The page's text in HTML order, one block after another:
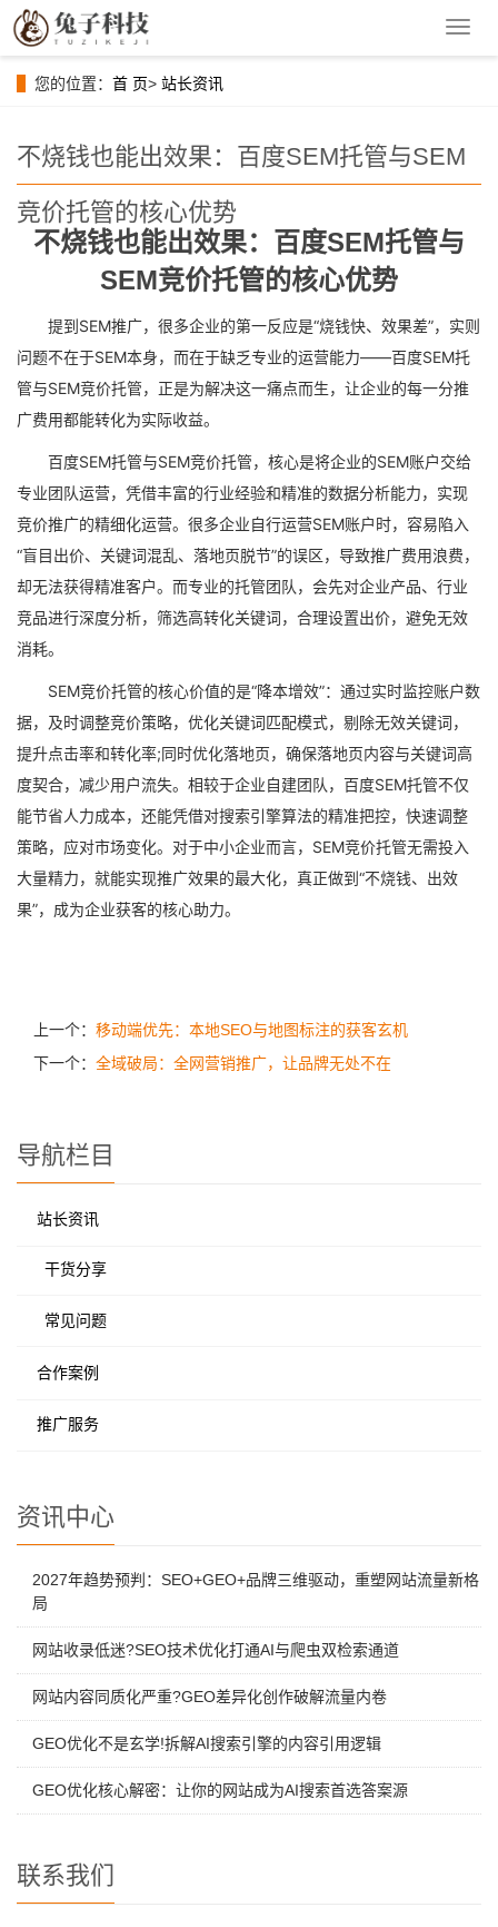
导
您的位置： 首 页> 站长资讯
不烧钱也能出效果：百度SEM托管与SEM
竞价托管的核心优势
不烧钱也能出效果：百度SEM托管与
SEM竞价托管的核心优势
提到SEM推广，很多企业的第一反应是“烧钱快、效果差”，实则
问题不在于SEM本身，而在于缺乏专业的运营能力——百度SEM托
管与SEM竞价托管，正是为解决这一痛点而生，让企业的每一分推
广费用都能转化为实际收益。
百度SEM托管与SEM竞价托管，核心是将企业的SEM账户交给
专业团队运营，凭借丰富的行业经验和精准的数据分析能力，实现
竞价推广的精细化运营。很多企业自行运营SEM账户时，容易陷入
“盲目出价、关键词混乱、落地页脱节”的误区，导致推广费用浪费，
却无法获得精准客户。而专业的托管团队，会先对企业产品、行业
竞品进行深度分析，筛选高转化关键词，合理设置出价，避免无效
消耗。
SEM竞价托管的核心价值的是“降本增效”：通过实时监控账户数
据，及时调整竞价策略，优化关键词匹配模式，剔除无效关键词，
提升点击率和转化率;同时优化落地页，确保落地页内容与关键词高
度契合，减少用户流失。相较于企业自建团队，百度SEM托管不仅
能节省人力成本，还能凭借对搜索引擎算法的精准把控，快速调整
策略，应对市场变化。对于中小企业而言，SEM竞价托管无需投入
大量精力，就能实现推广效果的最大化，真正做到“不烧钱、出效
果”，成为企业获客的核心助力。
上一个： 移动端优先：本地SEO与地图标注的获客玄机
下一个： 全域破局：全网营销推广，让品牌无处不在
导航栏目
站长资讯
干货分享
常见问题
合作案例
推广服务
资讯中心
2027年趋势预判：SEO+GEO+品牌三维驱动，重塑网站流量新格
局
网站收录低迷?SEO技术优化打通AI与爬虫双检索通道
网站内容同质化严重?GEO差异化创作破解流量内卷
GEO优化不是玄学!拆解AI搜索引擎的内容引用逻辑
GEO优化核心解密：让你的网站成为AI搜索首选答案源
联系我们